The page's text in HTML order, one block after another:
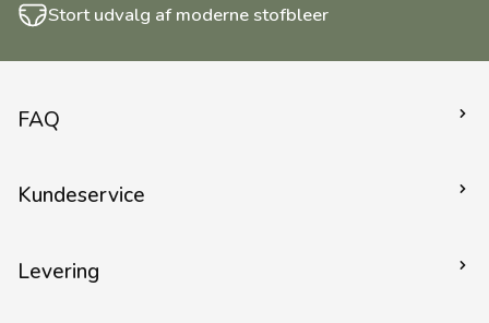
Stort udvalg af moderne stofbleer
FAQ
Stofbind - hvorfor og hvordan?
Far om stofbleer
Kundeservice
Handelsvilkår
Levering